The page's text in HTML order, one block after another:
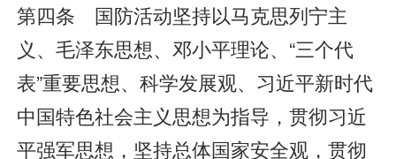
第四条 国防活动坚持以马克思列宁主
义、毛泽东思想、邓小平理论、“三个代
表”重要思想、科学发展观、习近平新时代
中国特色社会主义思想为指导，贯彻习近
平强军思想，坚持总体国家安全观，贯彻